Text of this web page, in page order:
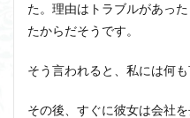
た。理由はトラブルがあっ
たからだそうです。
そう言われると、私には何も
その後、すぐに彼女は会社を